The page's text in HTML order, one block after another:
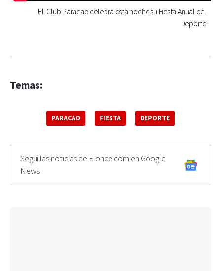
EL Club Paracao celebra esta noche su Fiesta Anual del
Deporte
Temas:
PARACAO FIESTA DEPORTE
Seguí las noticias de Elonce.com en Google
News